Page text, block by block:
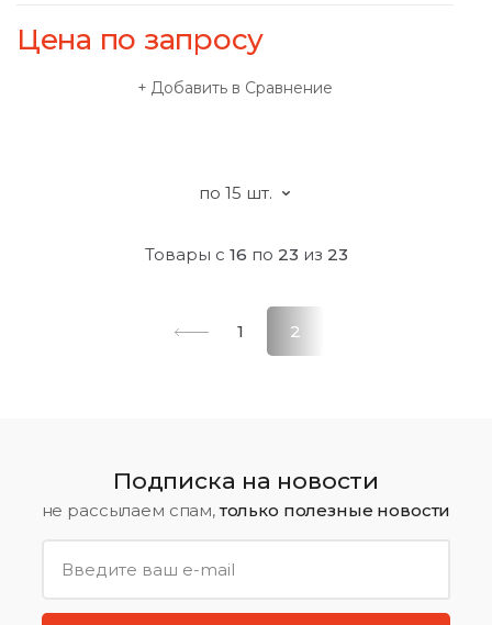
Цена по запросу
Добавить в Сравнение
Товары с 16 по 23 из 23
1 2
Подписка на новости
не рассылаем спам,только полезные новости